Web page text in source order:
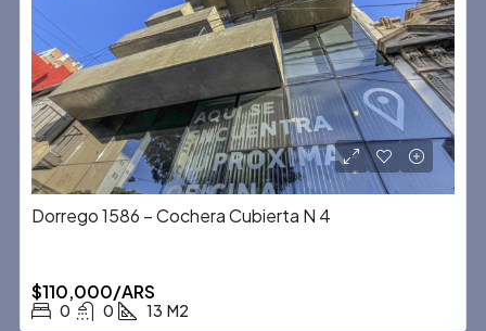
Dorrego 1586 – Cochera Cubierta N 4
$110,000/ARS
0 0 13 M2